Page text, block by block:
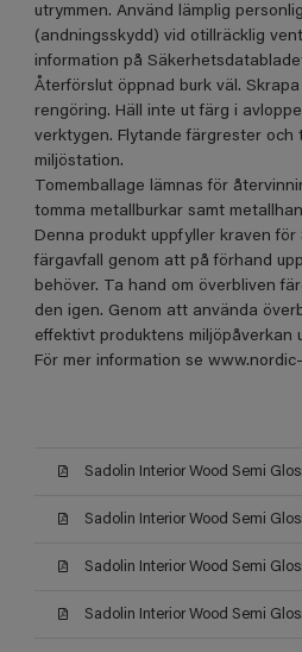
utrymmen. Använd lämplig
(andningsskydd) vid otillräcklig
information på
Återförslut öppnad burk väl.
rengöring. Häll inte ut färg i
verktygen. Flytande färgrester och
miljöstation.
Tomemballage lämnas för
tomma metallburkar samt
Denna produkt uppfyller kraven
färgavfall genom att på förhand
behöver. Ta hand om överbliven
den igen. Genom att använda
effektivt produktens miljöpåverkan
För mer information se
Sadolin Interior Wood Semi